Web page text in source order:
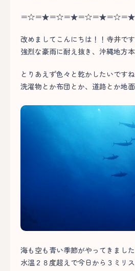
＝☆＝★＝☆＝★＝☆＝★＝☆＝★
改めましてこんにちは！！寺井で
強烈な豪雨に耐え抜き、沖縄地方
とりあえず色々と乾かしたいですね
洗濯物とか布団とか、道路とか地
海も空も青い季節がやってきました
水温２８度超えで今日から３ミリ